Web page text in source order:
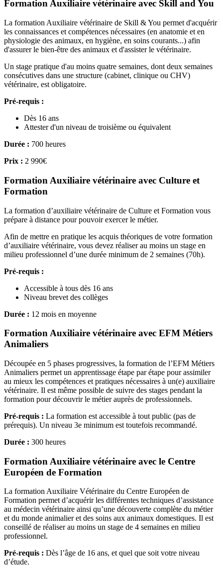
Formation Auxiliaire vétérinaire avec Skill and You
La formation Auxiliaire vétérinaire de Skill & You permet d'acquérir
les connaissances et compétences nécessaires (en anatomie et en
physiologie des animaux, en hygiène, en soins courants...) afin
d'assurer le bien-être des animaux et d'assister le vétérinaire.
Un stage pratique d'au moins quatre semaines, dont deux semaines
consécutives dans une structure (cabinet, clinique ou CHV)
vétérinaire, est obligatoire.
Pré-requis :
Dès 16 ans
Attester d'un niveau de troisième ou équivalent
Durée : 700 heures
Prix : 2 990€
Formation Auxiliaire vétérinaire avec Culture et
Formation
La formation d’auxiliaire vétérinaire de Culture et Formation vous
prépare à distance pour pouvoir exercer le métier.
Afin de mettre en pratique les acquis théoriques de votre formation
d’auxiliaire vétérinaire, vous devez réaliser au moins un stage en
milieu professionnel d’une durée minimum de 2 semaines (70h).
Pré-requis :
Accessible à tous dès 16 ans
Niveau brevet des collèges
Durée : 12 mois en moyenne
Formation Auxiliaire vétérinaire avec EFM Métiers
Animaliers
Découpée en 5 phases progressives, la formation de l’EFM Métiers
Animaliers permet un apprentissage étape par étape pour assimiler
au mieux les compétences et pratiques nécessaires à un(e) auxiliaire
vétérinaire. Il est même possible de suivre des stages pendant la
formation pour découvrir le métier auprès de professionnels.
Pré-requis : La formation est accessible à tout public (pas de
prérequis). Un niveau 3e minimum est toutefois recommandé.
Durée : 300 heures
Formation Auxiliaire vétérinaire avec le Centre
Européen de Formation
La formation Auxiliaire Vétérinaire du Centre Européen de
Formation permet d’acquérir les différentes techniques d’assistance
au médecin vétérinaire ainsi qu’une découverte complète du métier
et du monde animalier et des soins aux animaux domestiques. Il est
conseillé de réaliser au moins un stage de 4 semaines en milieu
professionnel.
Pré-requis : Dès l’âge de 16 ans, et quel que soit votre niveau
d’étude.